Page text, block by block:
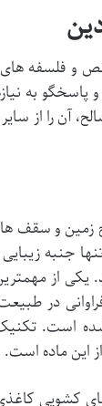
و فلسفه
به
آن را از
سطح زمین و
جنبه
یکی از
در
شده است.
این ماده است.